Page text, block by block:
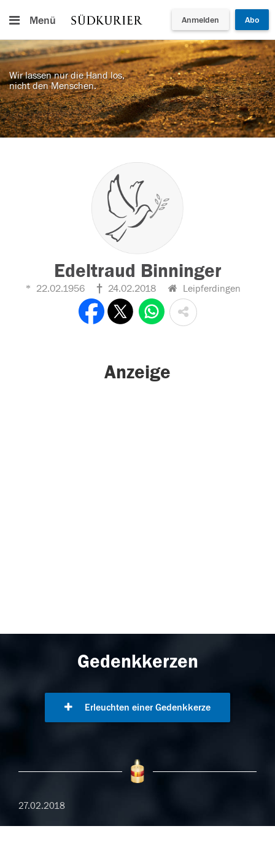
Menü Anmelden Abo
Wir lassen nur die Hand los,
nicht den Menschen.
Edeltraud Binninger
22.02.1956 24.02.2018 Leipferdingen
Anzeige
Gedenkkerzen
Erleuchten einer Gedenkkerze
27.02.2018